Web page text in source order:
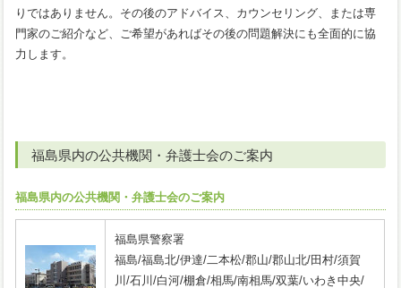
りではありません。その後のアドバイス、カウンセリング、または専
門家のご紹介など、ご希望があればその後の問題解決にも全面的に協
力します。
福島県内の公共機関・弁護士会のご案内
福島県内の公共機関・弁護士会のご案内
福島県警察署
福島/福島北/伊達/二本松/郡山/郡山北/田村/須賀
川/石川/白河/棚倉/相馬/南相馬/双葉/いわき中央/